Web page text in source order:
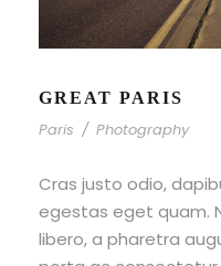
GREAT PARIS
Paris / Photography
Cras justo odio,
egestas eget quam.
libero, a pharetra